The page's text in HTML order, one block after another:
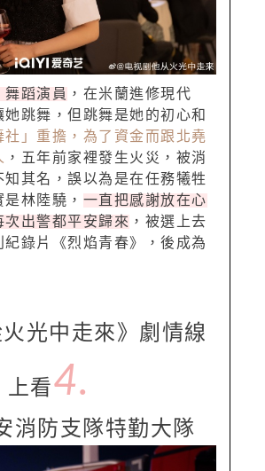
舞蹈演員 ，在米蘭進修現代
跳舞，但跳舞是她的初心和
社」重擔，為了資金而跟北堯
，五年前家裡發生火災，被消
知其名，誤以為是在任務犧牲
林陸驍， 一直把感謝放在心
次出警都平安歸來 ，被選上去
紀錄片《烈焰青春》，後成為
光中走來》劇情線
上看4.
消防支隊特勤大隊